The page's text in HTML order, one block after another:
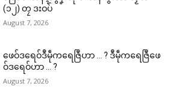
(၁၂) တၠ ဒးဝပ်
August 7, 2026
ဖေဝ်ဒရေဝ်ဒဳမဵုကရေဇြဳဟာ … ? ဒဳမဵုကရေဇြဳဖေ
ဝ်ဒရေဝ်ဟာ … ?
August 7, 2026